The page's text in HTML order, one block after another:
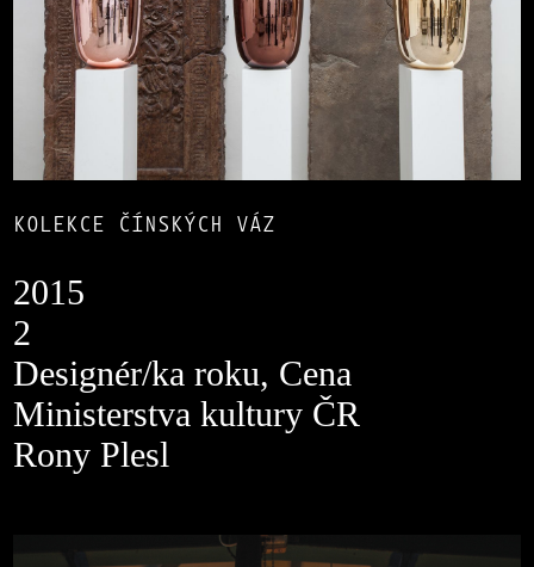
KOLEKCE ČÍNSKÝCH VÁZ
2015
2
Designér/ka roku, Cena
Ministerstva kultury ČR
Rony Plesl